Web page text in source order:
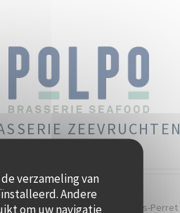
verzameling van
Andere
om uw navigatie
ZEEVRUCHTEN
Charles Pasqua,92300 Levallois-Perret